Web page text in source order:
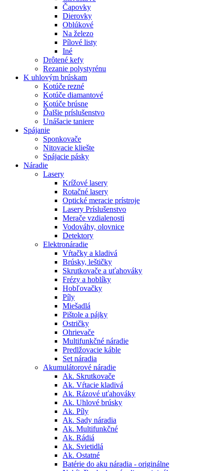
Čapovky
Dierovky
Oblúkové
Na železo
Pílové listy
Iné
Drôtené kefy
Rezanie polystyrénu
K uhlovým brúskam
Kotúče rezné
Kotúče diamantové
Kotúče brúsne
Ďalšie príslušenstvo
Unášacie taniere
Spájanie
Sponkovače
Nitovacie kliešte
Spájacie pásky
Náradie
Lasery
Krížové lasery
Rotačné lasery
Optické meracie prístroje
Lasery Príslušenstvo
Merače vzdialenosti
Vodováhy, olovnice
Detektory
Elektronáradie
Vŕtačky a kladivá
Brúsky, leštičky
Skrutkovače a uťahováky
Frézy a hoblíky
Hobľovačky
Píly
Miešadlá
Pištole a pájky
Ostričky
Ohrievače
Multifunkčné náradie
Predlžovacie káble
Set náradia
Akumulátorové náradie
Ak. Skrutkovače
Ak. Vŕtacie kladivá
Ak. Rázové uťahováky
Ak. Uhlové brúsky
Ak. Píly
Ak. Sady náradia
Ak. Multifunkčné
Ak. Rádiá
Ak. Svietidlá
Ak. Ostatné
Batérie do aku náradia - originálne